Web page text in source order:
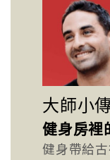
大師小傳
健身房裡
健身帶給